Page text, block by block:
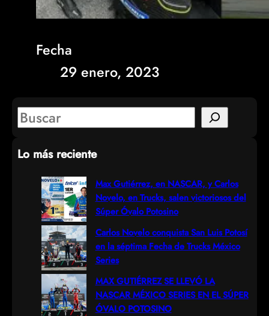
Fecha
29 enero, 2023
S
a
Lo más reciente
Max Gutiérrez, en NASCAR, y Carlos
Novelo, en Trucks, salen victoriosos del
Súper Óvalo Potosino
Carlos Novelo conquista San Luis Potosí
en la séptima Fecha de Trucks México
Series
MAX GUTIÉRREZ SE LLEVÓ LA
NASCAR MÉXICO SERIES EN EL SÚPER
ÓVALO POTOSINO